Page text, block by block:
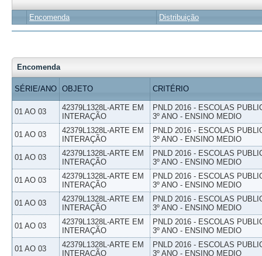
Encomenda Distribuição
Encomenda
SÉRIE/ANO OBJETO CRITÉRIO
01 AO 03
42379L1328L-ARTE EM
INTERAÇÃO
PNLD 2016 - ESCOLAS
3º ANO - ENSINO MEDIO
01 AO 03
42379L1328L-ARTE EM
INTERAÇÃO
PNLD 2016 - ESCOLAS
3º ANO - ENSINO MEDIO
01 AO 03
42379L1328L-ARTE EM
INTERAÇÃO
PNLD 2016 - ESCOLAS
3º ANO - ENSINO MEDIO
01 AO 03
42379L1328L-ARTE EM
INTERAÇÃO
PNLD 2016 - ESCOLAS
3º ANO - ENSINO MEDIO
01 AO 03
42379L1328L-ARTE EM
INTERAÇÃO
PNLD 2016 - ESCOLAS
3º ANO - ENSINO MEDIO
01 AO 03
42379L1328L-ARTE EM
INTERAÇÃO
PNLD 2016 - ESCOLAS
3º ANO - ENSINO MEDIO
01 AO 03
42379L1328L-ARTE EM
INTERAÇÃO
PNLD 2016 - ESCOLAS
3º ANO - ENSINO MEDIO